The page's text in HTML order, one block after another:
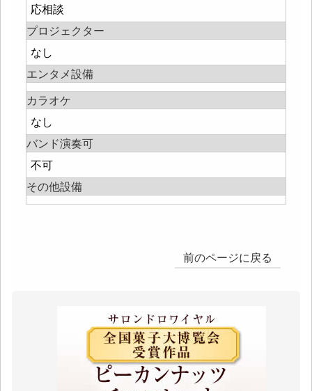
応相談
プロジェクター
なし
エンタメ設備
カラオケ
なし
バンド演奏可
不可
その他設備
前のページに戻る